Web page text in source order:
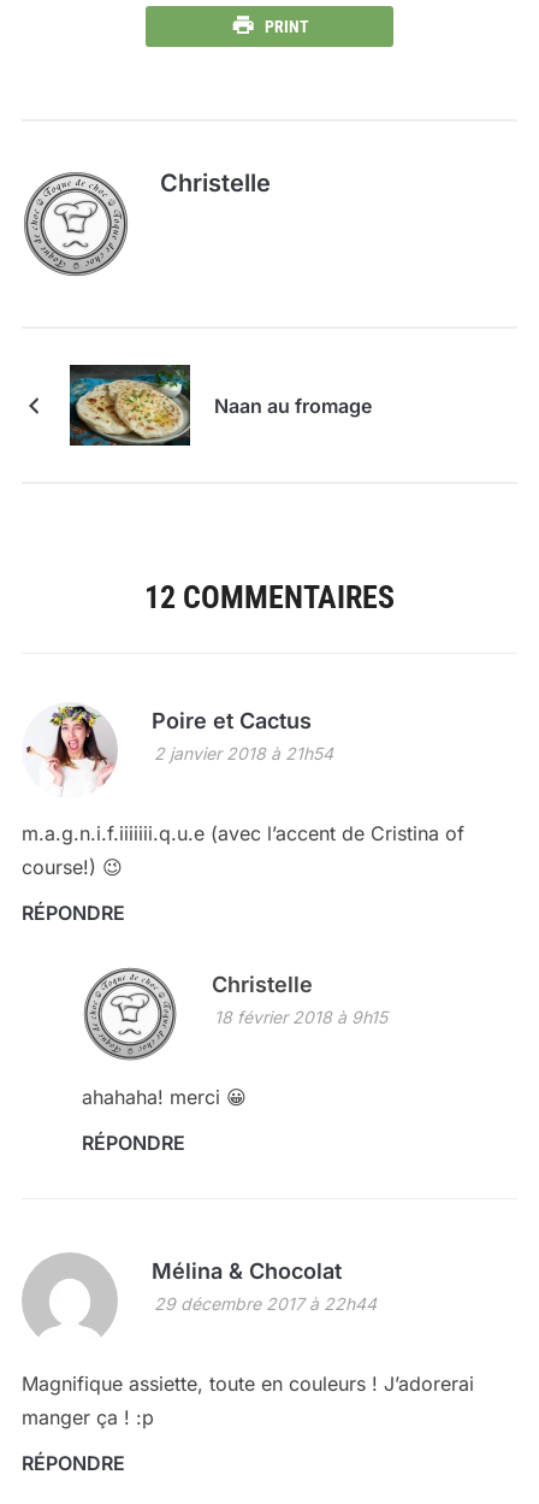
PRINT
Christelle
Naan au fromage
12 COMMENTAIRES
Poire et Cactus
2 janvier 2018 à 21h54
m.a.g.n.i.f.iiiiiii.q.u.e (avec l’accent de Cristina of
course!) 😉
RÉPONDRE
Christelle
18 février 2018 à 9h15
ahahaha! merci 😀
RÉPONDRE
Mélina & Chocolat
29 décembre 2017 à 22h44
Magnifique assiette, toute en couleurs ! J’adorerai
manger ça ! :p
RÉPONDRE